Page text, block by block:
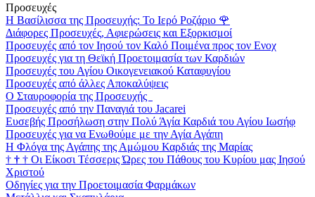
Προσευχές
Η Βασίλισσα της Προσευχής: Το Ιερό Ροζάριο 🌹
Διάφορες Προσευχές, Αφιερώσεις και Εξορκισμοί
Προσευχές από τον Ιησού τον Καλό Ποιμένα προς τον Ενοχ
Προσευχές για τη Θεϊκή Προετοιμασία των Καρδιών
Προσευχές του Αγίου Οικογενειακού Καταφυγίου
Προσευχές από άλλες Αποκαλύψεις
Ο Σταυροφορία της Προσευχής
Προσευχές από την Παναγιά του Jacarei
Ευσεβής Προσήλωση στην Πολύ Άγία Καρδιά του Αγίου Ιωσήφ
Προσευχές για να Ενωθούμε με την Αγία Αγάπη
Η Φλόγα της Αγάπης της Αμώμου Καρδιάς της Μαρίας
† † † Οι Είκοσι Τέσσερις Ώρες του Πάθους του Κυρίου μας Ιησού
Χριστού
Οδηγίες για την Προετοιμασία Φαρμάκων